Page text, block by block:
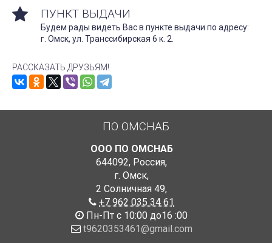
ПУНКТ ВЫДАЧИ
Будем рады видеть Вас в пункте выдачи по адресу:
г. Омск, ул. Транссибирская 6 к. 2.
РАССКАЗАТЬ ДРУЗЬЯМ!
ПО ОМСНАБ
ООО ПО ОМСНАБ
644092, Россия,
г. Омск,
2 Солничная 49,
+7 962 035 34 61
Пн-Пт с 10:00 до16 :00
t9620353461@gmail.com